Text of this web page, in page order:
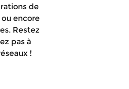
de
encore
Restez
pas à
!